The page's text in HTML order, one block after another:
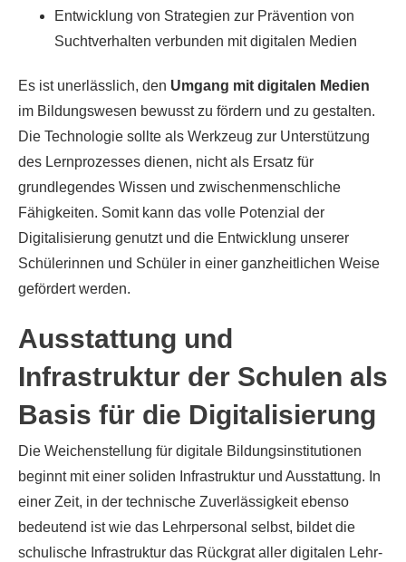
Entwicklung von Strategien zur Prävention von
Suchtverhalten verbunden mit digitalen Medien
Es ist unerlässlich, den Umgang mit digitalen Medien
im Bildungswesen bewusst zu fördern und zu gestalten.
Die Technologie sollte als Werkzeug zur Unterstützung
des Lernprozesses dienen, nicht als Ersatz für
grundlegendes Wissen und zwischenmenschliche
Fähigkeiten. Somit kann das volle Potenzial der
Digitalisierung genutzt und die Entwicklung unserer
Schülerinnen und Schüler in einer ganzheitlichen Weise
gefördert werden.
Ausstattung und
Infrastruktur der Schulen als
Basis für die Digitalisierung
Die Weichenstellung für digitale Bildungsinstitutionen
beginnt mit einer soliden Infrastruktur und Ausstattung. In
einer Zeit, in der technische Zuverlässigkeit ebenso
bedeutend ist wie das Lehrpersonal selbst, bildet die
schulische Infrastruktur das Rückgrat aller digitalen Lehr-